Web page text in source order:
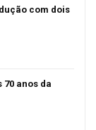
com dois
70 anos da